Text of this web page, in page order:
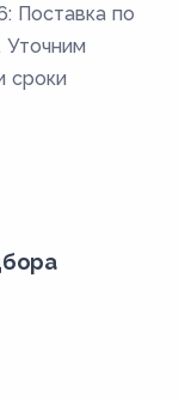
Поставка по
Уточним
сроки